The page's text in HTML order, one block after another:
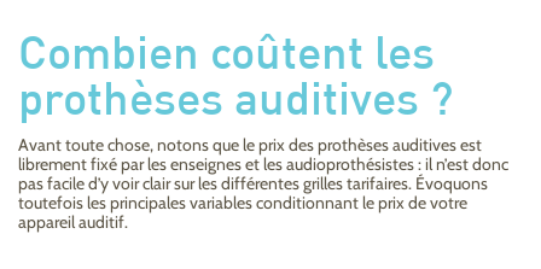
Combien coûtent les
prothèses auditives ?
Avant toute chose, notons que le prix des prothèses auditives est
librement fixé par les enseignes et les audioprothésistes : il n’est donc
pas facile d’y voir clair sur les différentes grilles tarifaires. Évoquons
toutefois les principales variables conditionnant le prix de votre
appareil auditif.